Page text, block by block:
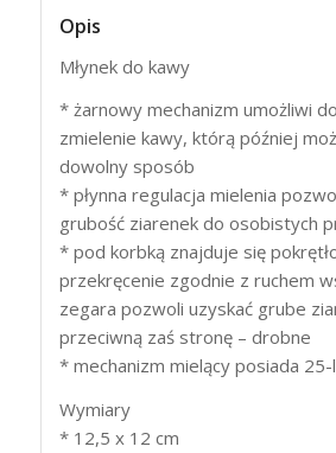
Opis
Młynek do kawy
* żarnowy mechanizm umożliwi
zmielenie kawy, którą później
dowolny sposób
* płynna regulacja mielenia
grubość ziarenek do osobistych
* pod korbką znajduje się
przekręcenie zgodnie z ruchem
zegara pozwoli uzyskać grube
przeciwną zaś stronę – drobne
* mechanizm mielący posiada
Wymiary
* 12,5 x 12 cm